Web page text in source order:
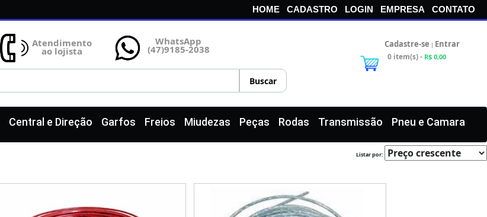
HOME CADASTRO LOGIN EMPRESA CONTATO
Atendimento
ao lojista
WhatsApp
(47)9185-2038 Cadastre-se | Entrar
0 item(s) - R$ 0,00
Central e Direção Garfos Freios Miudezas Peças Rodas Transmissão Pneu e Camara
Listar por: